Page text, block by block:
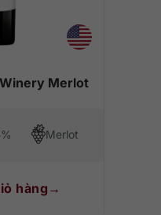
Merlot
Merlot
hàng